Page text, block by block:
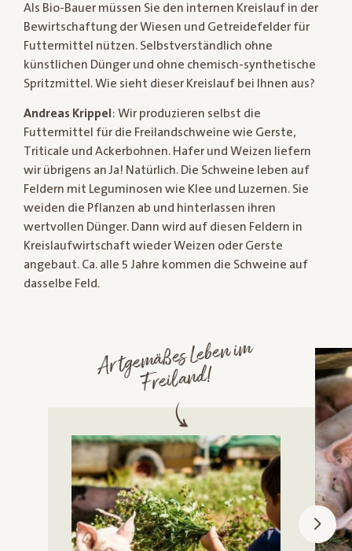
Als Bio-Bauer müssen Sie den internen Kreislauf in der
Bewirtschaftung der Wiesen und Getreidefelder für
Futtermittel nützen. Selbstverständlich ohne
künstlichen Dünger und ohne chemisch-synthetische
Spritzmittel. Wie sieht dieser Kreislauf bei Ihnen aus?
Andreas Krippel : Wir produzieren selbst die
Futtermittel für die Freilandschweine wie Gerste,
Triticale und Ackerbohnen. Hafer und Weizen liefern
wir übrigens an Ja! Natürlich. Die Schweine leben auf
Feldern mit Leguminosen wie Klee und Luzernen. Sie
weiden die Pflanzen ab und hinterlassen ihren
wertvollen Dünger. Dann wird auf diesen Feldern in
Kreislaufwirtschaft wieder Weizen oder Gerste
angebaut. Ca. alle 5 Jahre kommen die Schweine auf
dasselbe Feld.
Artge
mäßes Leben i
m
Freiland!